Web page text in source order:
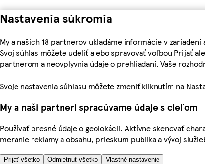
Nastavenia súkromia
My a našich 18 partnerov ukladáme informácie v
Svoj súhlas môžete udeliť alebo spravovať voľbou Prijať
partnerom a neovplyvnia údaje o prehliadaní. Vaše
Svoje nastavenia súhlasu môžete zmeniť kliknutím na
My a naši partneri spracúvame údaje s cieľom
Používať presné údaje o geolokácii. Aktívne skenovať
meranie reklamy a obsahu, prieskum publika a vývoj
Prijať všetko Odmietnuť všetko Vlastné nastavenie